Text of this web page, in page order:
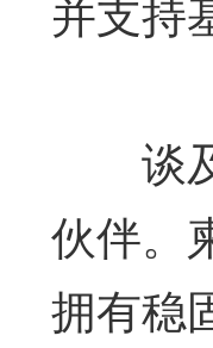
谈及
伙伴。
拥有稳